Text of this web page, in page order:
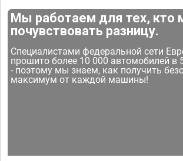
Мы работаем для тех, кто
почувствовать разницу.
Специалистами федеральной сети
прошито более 10 000 автомобилей в
- поэтому мы знаем, как получить
максимум от каждой машины!